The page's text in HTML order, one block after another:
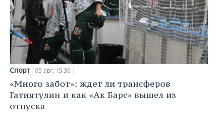
Спорт 05 авг, 15:30
«Много забот»: ждет ли трансферов
Гатиятулин и как «Ак Барс» вышел из
отпуска